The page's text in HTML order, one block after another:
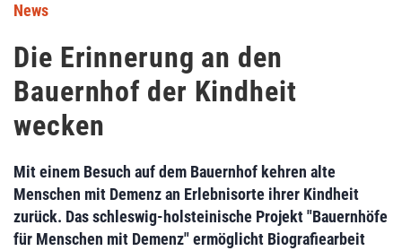
News
Die Erinnerung an den
Bauernhof der Kindheit
wecken
Mit einem Besuch auf dem Bauernhof kehren alte
Menschen mit Demenz an Erlebnisorte ihrer Kindheit
zurück. Das schleswig-holsteinische Projekt "Bauernhöfe
für Menschen mit Demenz" ermöglicht Biografiearbeit